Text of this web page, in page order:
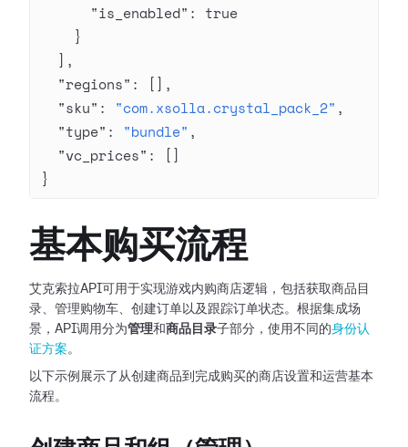
      "is_enabled"
: true
    }
  ],
  "regions"
: [],
  "sku"
: "com.xsolla.crystal_pack_2" ,
  "type"
: "bundle" ,
  "vc_prices"
: []
}
基本购买流程
艾克索拉API可用于实现游戏内购商店逻辑，包括获取商品目
录、管理购物车、创建订单以及跟踪订单状态。根据集成场
景，API调用分为管理和 商品目录子部分，使用不同的身份认
证方案。
以下示例展示了从创建商品到完成购买的商店设置和运营基本
流程。